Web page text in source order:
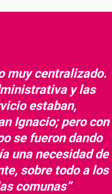
muy centralizado.
y las
estaban,
Ignacio; pero con
se fueron dando
una necesidad de
sobre todo a los
comunas”